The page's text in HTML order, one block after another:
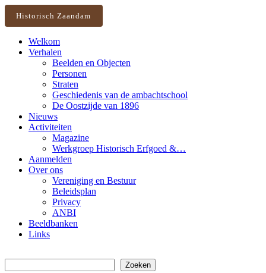
Historisch Zaandam
Welkom
Verhalen
Beelden en Objecten
Personen
Straten
Geschiedenis van de ambachtschool
De Oostzijde van 1896
Nieuws
Activiteiten
Magazine
Werkgroep Historisch Erfgoed &…
Aanmelden
Over ons
Vereniging en Bestuur
Beleidsplan
Privacy
ANBI
Beeldbanken
Links
Zoeken